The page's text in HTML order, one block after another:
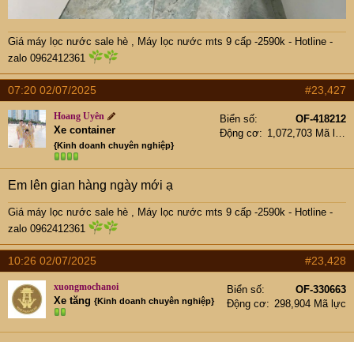
Giá máy lọc nước sale hè , Máy lọc nước mts 9 cấp -2590k - Hotline -
zalo 0962412361
07:20 02/07/2025 #23,427
Hoang Uyên
Xe container
{Kinh doanh chuyên nghiệp}
Biển số
OF-418212
Động cơ
1,072,703 Mã lực
Em lên gian hàng ngày mới ạ
Giá máy lọc nước sale hè , Máy lọc nước mts 9 cấp -2590k - Hotline -
zalo 0962412361
10:26 02/07/2025 #23,428
xuongmochanoi
Xe tăng {Kinh doanh chuyên nghiệp}
Biển số
OF-330663
Động cơ
298,904 Mã lực